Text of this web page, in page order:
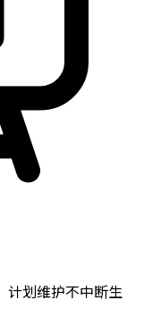
计划维护不中断生